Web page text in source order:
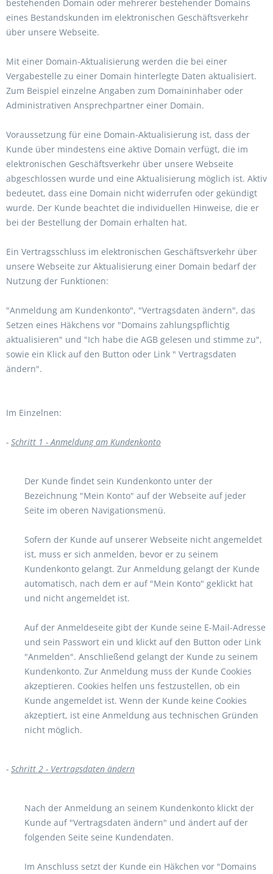
bestehenden Domain oder mehrerer bestehender Domains
eines Bestandskunden im elektronischen Geschäftsverkehr
über unsere Webseite.
Mit einer Domain-Aktualisierung werden die bei einer
Vergabestelle zu einer Domain hinterlegte Daten aktualisiert.
Zum Beispiel einzelne Angaben zum Domaininhaber oder
Administrativen Ansprechpartner einer Domain.
Voraussetzung für eine Domain-Aktualisierung ist, dass der
Kunde über mindestens eine aktive Domain verfügt, die im
elektronischen Geschäftsverkehr über unsere Webseite
abgeschlossen wurde und eine Aktualisierung möglich ist. Aktiv
bedeutet, dass eine Domain nicht widerrufen oder gekündigt
wurde. Der Kunde beachtet die individuellen Hinweise, die er
bei der Bestellung der Domain erhalten hat.
Ein Vertragsschluss im elektronischen Geschäftsverkehr über
unsere Webseite zur Aktualisierung einer Domain bedarf der
Nutzung der Funktionen:
"Anmeldung am Kundenkonto", "Vertragsdaten ändern", das
Setzen eines Häkchens vor "Domains zahlungspflichtig
aktualisieren" und "Ich habe die AGB gelesen und stimme zu",
sowie ein Klick auf den Button oder Link " Vertragsdaten
ändern".
Im Einzelnen:
- Schritt 1 - Anmeldung am Kundenkonto
Der Kunde findet sein Kundenkonto unter der
Bezeichnung "Mein Konto" auf der Webseite auf jeder
Seite im oberen Navigationsmenü.
Sofern der Kunde auf unserer Webseite nicht angemeldet
ist, muss er sich anmelden, bevor er zu seinem
Kundenkonto gelangt. Zur Anmeldung gelangt der Kunde
automatisch, nach dem er auf "Mein Konto" geklickt hat
und nicht angemeldet ist.
Auf der Anmeldeseite gibt der Kunde seine E-Mail-Adresse
und sein Passwort ein und klickt auf den Button oder Link
"Anmelden". Anschließend gelangt der Kunde zu seinem
Kundenkonto. Zur Anmeldung muss der Kunde Cookies
akzeptieren. Cookies helfen uns festzustellen, ob ein
Kunde angemeldet ist. Wenn der Kunde keine Cookies
akzeptiert, ist eine Anmeldung aus technischen Gründen
nicht möglich.
- Schritt 2 - Vertragsdaten ändern
Nach der Anmeldung an seinem Kundenkonto klickt der
Kunde auf "Vertragsdaten ändern" und ändert auf der
folgenden Seite seine Kundendaten.
Im Anschluss setzt der Kunde ein Häkchen vor "Domains